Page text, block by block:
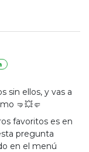
sin ellos, y vas a
🤜💥🤛
favoritos es en
pregunta
en el menú